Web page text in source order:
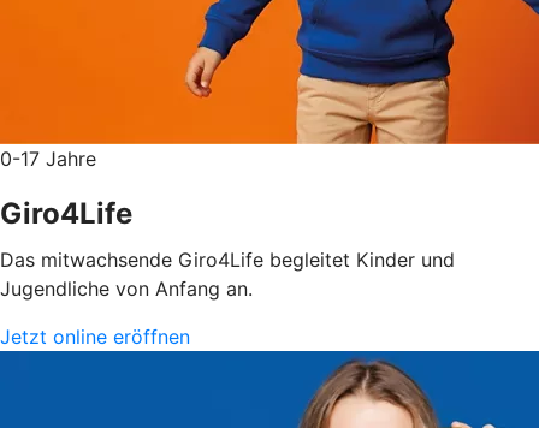
0-17 Jahre
Giro4Life
Das mitwachsende Giro4Life begleitet Kinder und
Jugendliche von Anfang an.
Jetzt online eröffnen